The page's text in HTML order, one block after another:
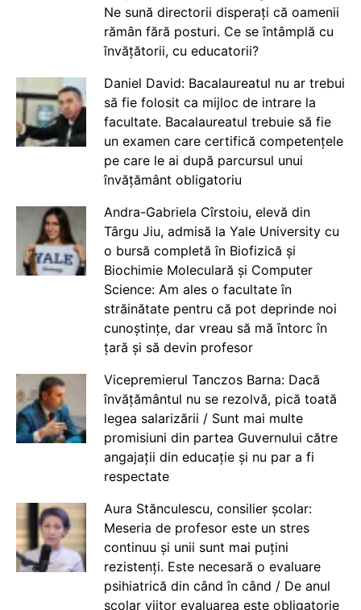
Ne sună directorii disperați că oamenii
rămân fără posturi. Ce se întâmplă cu
învățătorii, cu educatorii?
Daniel David: Bacalaureatul nu ar trebui
să fie folosit ca mijloc de intrare la
facultate. Bacalaureatul trebuie să fie
un examen care certifică competențele
pe care le ai după parcursul unui
învățământ obligatoriu
Andra-Gabriela Cîrstoiu, elevă din
Târgu Jiu, admisă la Yale University cu
o bursă completă în Biofizică și
Biochimie Moleculară și Computer
Science: Am ales o facultate în
străinătate pentru că pot deprinde noi
cunoștințe, dar vreau să mă întorc în
țară și să devin profesor
Vicepremierul Tanczos Barna: Dacă
învățământul nu se rezolvă, pică toată
legea salarizării / Sunt mai multe
promisiuni din partea Guvernului către
angajații din educație și nu par a fi
respectate
Aura Stănculescu, consilier școlar:
Meseria de profesor este un stres
continuu și unii sunt mai puțini
rezistenți. Este necesară o evaluare
psihiatrică din când în când / De anul
școlar viitor evaluarea este obligatorie